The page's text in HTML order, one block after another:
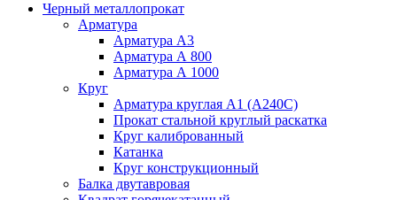
Черный металлопрокат
Арматура
Арматура А3
Арматура А 800
Арматура А 1000
Круг
Арматура круглая А1 (А240C)
Прокат стальной круглый раскатка
Круг калиброванный
Катанка
Круг конструкционный
Балка двутавровая